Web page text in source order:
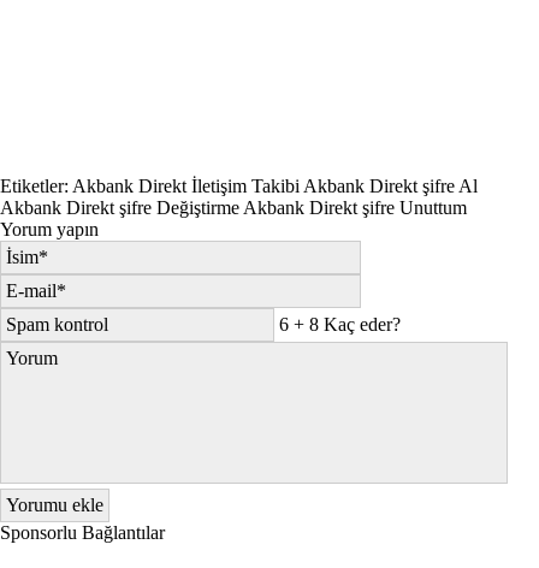
Etiketler: Akbank Direkt İletişim Takibi Akbank Direkt şifre Al
Akbank Direkt şifre Değiştirme Akbank Direkt şifre Unuttum
Yorum yapın
6 + 8 Kaç eder?
Sponsorlu Bağlantılar